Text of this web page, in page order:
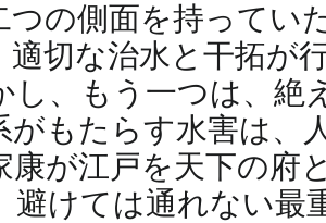
つの側面を持ってい
適切な治水と干拓が
し、もう一つは、
がもたらす水害は、
康が江戸を天下の府
避けては通れない最